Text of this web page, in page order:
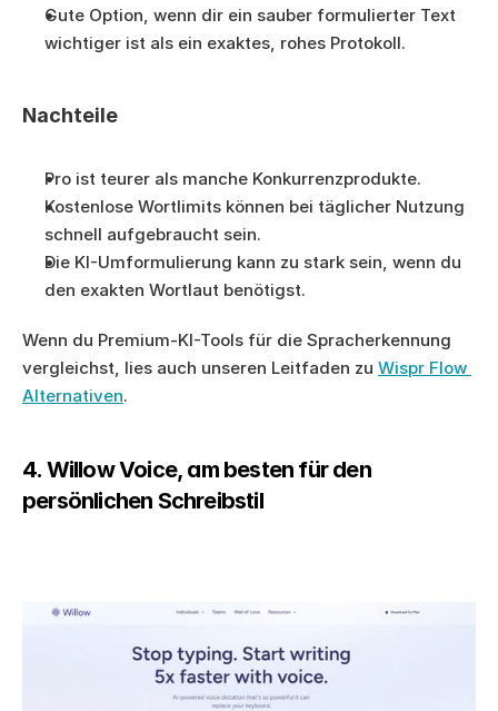
Gute Option, wenn dir ein sauber formulierter Text
wichtiger ist als ein exaktes, rohes Protokoll.
Nachteile
Pro ist teurer als manche Konkurrenzprodukte.
Kostenlose Wortlimits können bei täglicher Nutzung
schnell aufgebraucht sein.
Die KI-Umformulierung kann zu stark sein, wenn du
den exakten Wortlaut benötigst.
Wenn du Premium-KI-Tools für die Spracherkennung
vergleichst, lies auch unseren Leitfaden zu Wispr Flow
Alternativen.
4. Willow Voice, am besten für den
persönlichen Schreibstil